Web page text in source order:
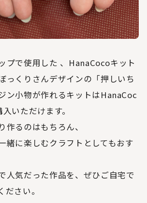
プで使用した 、HanaCocoキット
っくりさんデザインの「押しいち
ン小物が作れるキットはHanaCoc
いただけます。
作るのはもちろん、
緒に楽しむクラフトとしてもおす
人気だった作品を、ぜひご自宅で
さい。